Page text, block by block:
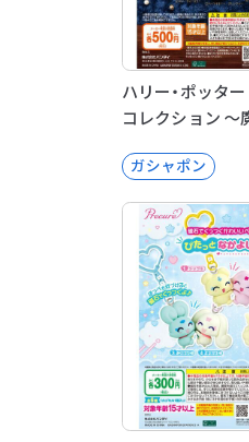
ハリー・ポッタ
コレクション ～
ガシャポン